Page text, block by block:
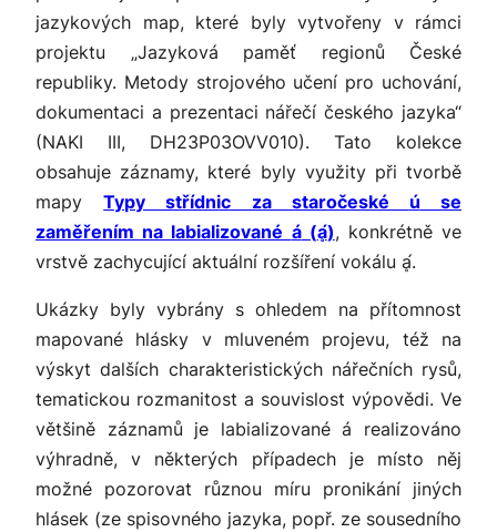
jazykových map, které byly vytvořeny v rámci
projektu „Jazyková paměť regionů České
republiky. Metody strojového učení pro uchování,
dokumentaci a prezentaci nářečí českého jazyka“
(NAKI III, DH23P03OVV010). Tato kolekce
obsahuje záznamy, které byly využity při tvorbě
mapyTypy střídnic za staročeské ú se
zaměřením na labializované á(ḁ́), konkrétně ve
vrstvě zachycující aktuální rozšíření vokálu ḁ́.
Ukázky byly vybrány s ohledem na přítomnost
mapované hlásky v mluveném projevu, též na
výskyt dalších charakteristických nářečních rysů,
tematickou rozmanitost a souvislost výpovědi. Ve
většině záznamů je labializovanéá realizováno
výhradně, v některých případech je místo něj
možné pozorovat různou míru pronikání jiných
hlásek (ze spisovného jazyka, popř. ze sousedního